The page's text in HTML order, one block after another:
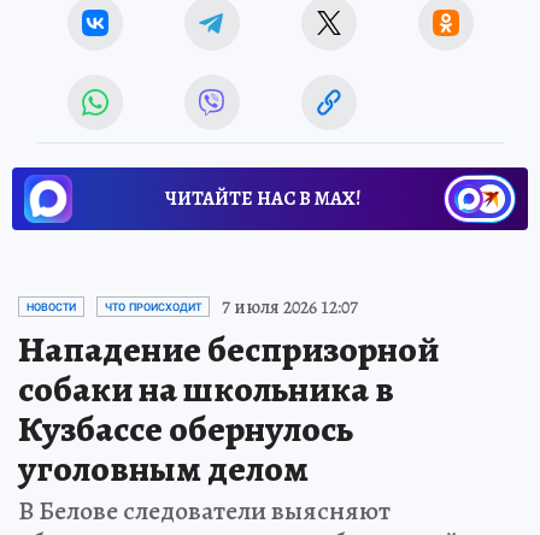
ЧИТАЙТЕ НАС В МАХ!
НОВОСТИ ЧТО ПРОИСХОДИТ 7 июля 2026 12:07
Нападение беспризорной
собаки на школьника в
Кузбассе обернулось
уголовным делом
В Белове следователи выясняют